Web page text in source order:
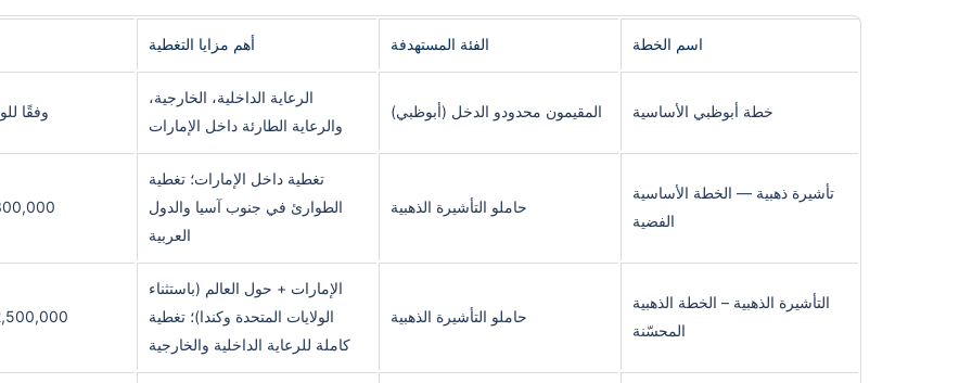
اسم الخطة الفئة المستهدفة أهم مزايا التغطية
خطة أبوظبي الأساسية المقيمون محدودو الدخل (أبوظبي)
الرعاية الداخلية، الخارجية،
والرعاية الطارئة داخل الإمارات
وفقًا
تأشيرة ذهبية — الخطة الأساسية
الفضية
حاملو التأشيرة الذهبية
تغطية داخل الإمارات؛ تغطية
الطوارئ في جنوب آسيا والدول
العربية
300,000 درهم
التأشيرة الذهبية – الخطة الذهبية
المحسّنة
حاملو التأشيرة الذهبية
الإمارات + حول العالم (باستثناء
الولايات المتحدة وكندا)؛ تغطية
كاملة للرعاية الداخلية والخارجية
2,500,000 درهم